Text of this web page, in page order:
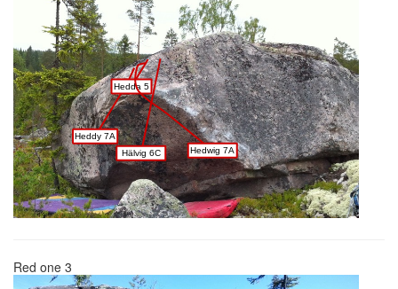
Heddy 7A
Hedda 5
Hälvig 6C Hedwig 7A
Red one 3